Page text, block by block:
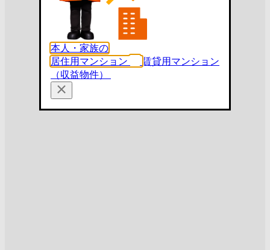
本人・家族の
居住用マンション
賃貸用マンション
（収益物件）